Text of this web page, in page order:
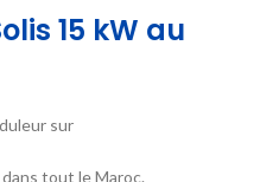
15 kW au
sur
tout le Maroc.